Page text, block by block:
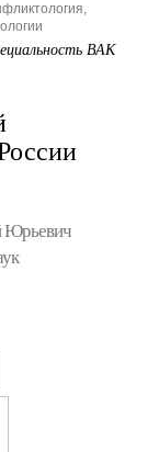
ВАК
Юрьевич